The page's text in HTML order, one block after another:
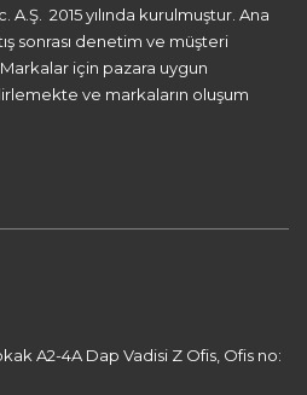
A.Ş. 2015 yılında kurulmuştur. Ana
sonrası denetim ve müşteri
için pazara uygun
ve markaların oluşum
A2-4A Dap Vadisi Z Ofis, Ofis no: